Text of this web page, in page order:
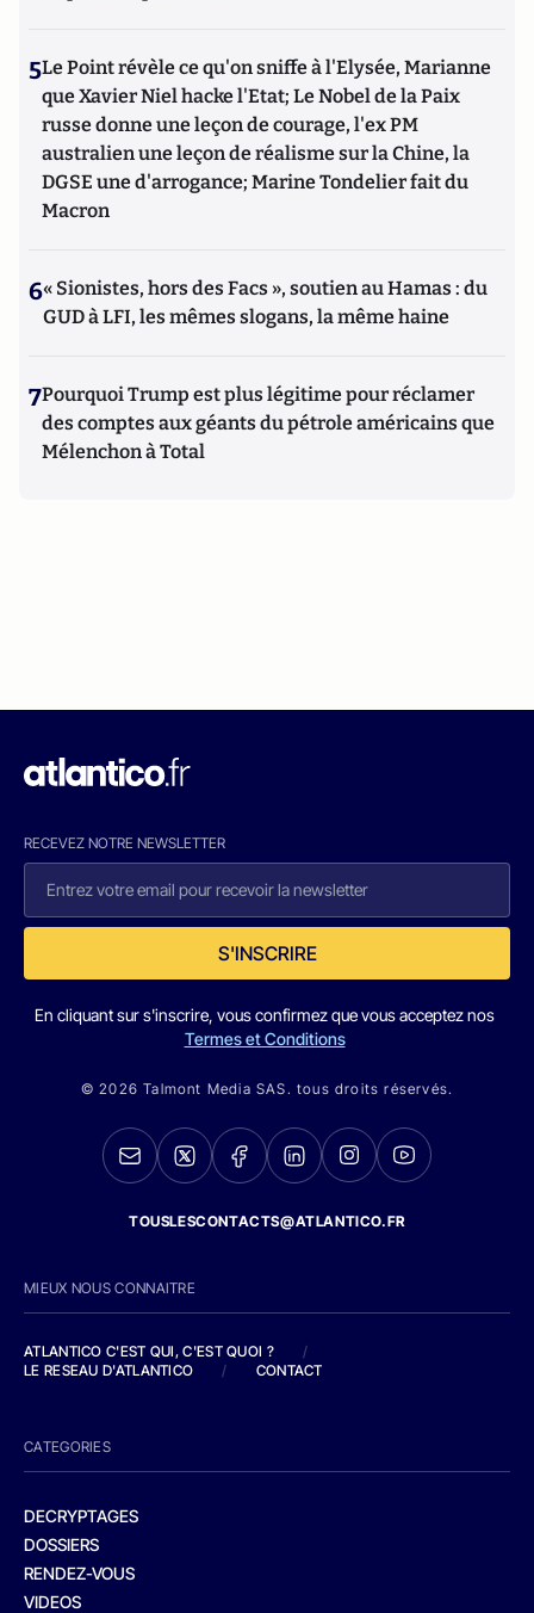
5Le Point révèle ce qu'on sniffe à l'Elysée, Marianne
que Xavier Niel hacke l'Etat; Le Nobel de la Paix
russe donne une leçon de courage, l'ex PM
australien une leçon de réalisme sur la Chine, la
DGSE une d'arrogance; Marine Tondelier fait du
Macron
6« Sionistes, hors des Facs », soutien au Hamas : du
GUD à LFI, les mêmes slogans, la même haine
7Pourquoi Trump est plus légitime pour réclamer
des comptes aux géants du pétrole américains que
Mélenchon à Total
RECEVEZ NOTRE NEWSLETTER
S'INSCRIRE
En cliquant sur s'inscrire, vous confirmez que vous acceptez nos
Termes et Conditions
© 2026 Talmont Media SAS. tous droits réservés.
TOUSLESCONTACTS@ATLANTICO.FR
MIEUX NOUS CONNAITRE
ATLANTICO C'EST QUI, C'EST QUOI ?
/
LE RESEAU D'ATLANTICO
/ CONTACT
CATEGORIES
DECRYPTAGES
DOSSIERS
RENDEZ-VOUS
VIDEOS